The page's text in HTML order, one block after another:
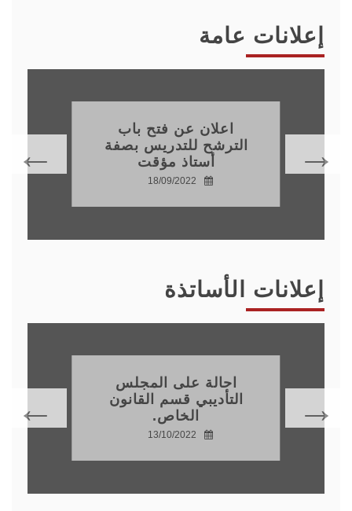
إعلانات عامة
اعلان عن فتح باب
الترشح للتدريس بصفة
أستاذ مؤقت
18/09/2022
إعلانات الأساتذة
احالة على المجلس
التأديبي قسم القانون
الخاص.
13/10/2022